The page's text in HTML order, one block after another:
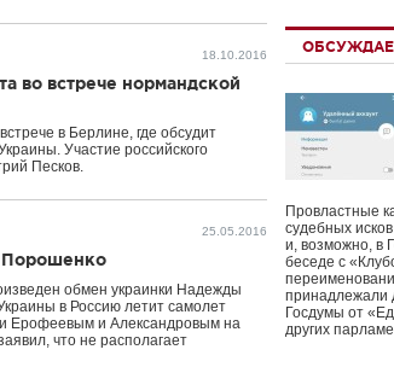
18.10.2016
во встрече нормандской
в Берлине, где обсудит
Участие российского
Песков.
25.05.2016
Порошенко
обмен украинки Надежды
в Россию летит самолет
Ерофеевым и Александровым на
что не располагает
Провластные
судебных
и, возможно, в
беседе с
принадлежали
Госдумы от
других